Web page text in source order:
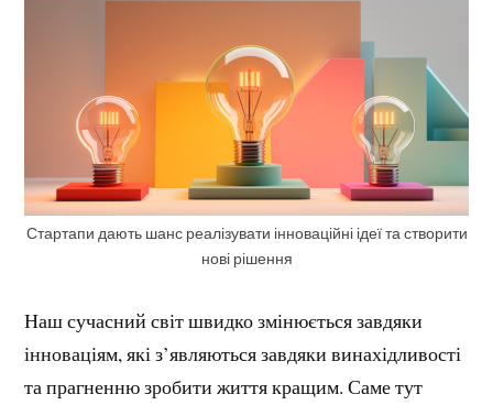
Стартапи дають шанс реалізувати інноваційні ідеї та створити
нові рішення
Наш сучасний світ швидко змінюється завдяки
інноваціям, які з’являються завдяки винахідливості
та прагненню зробити життя кращим. Саме тут